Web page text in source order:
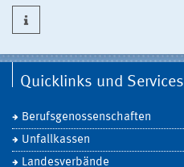
Quicklinks und Services
Berufsgenossenschaften
Unfallkassen
Landesverbände